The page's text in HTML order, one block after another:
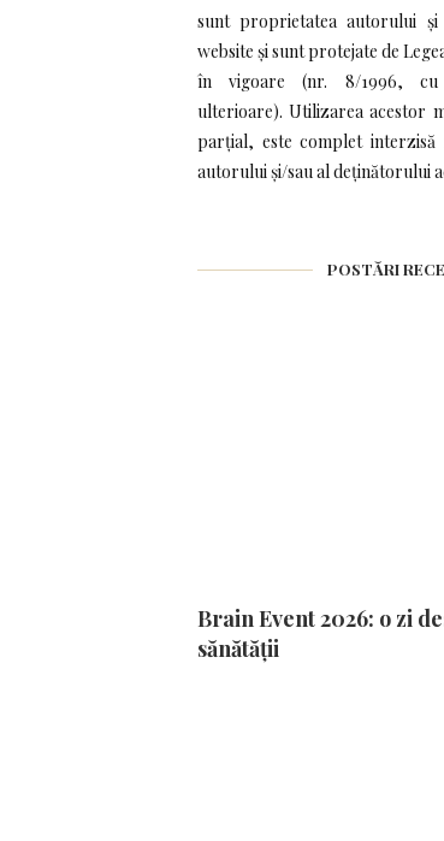
sunt proprietatea autorului și
website și sunt protejate de
în vigoare (nr. 8/1996, cu
ulterioare). Utilizarea acestor
parțial, este complet
autorului și/sau al deținătorului
POSTĂRI
Brain Event 2026: o zi
sănătății